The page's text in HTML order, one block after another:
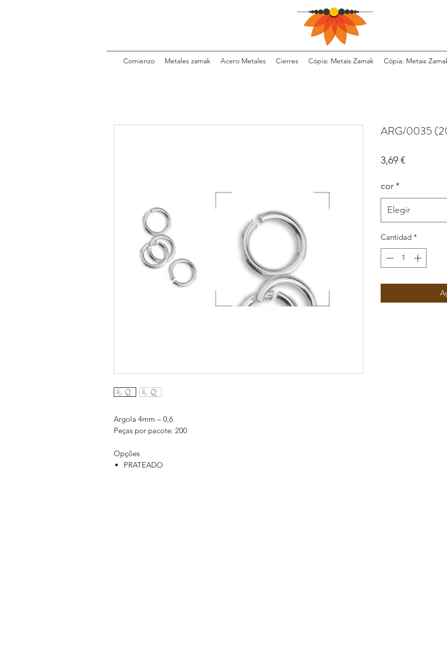
Comienzo Metales zamak Acero Metales Cierres Cópia: Metais Zamak Cópia: Metais
Argola 4mm – 0,6
Peças por pacote: 200
Opções
PRATEADO
ARG/0035
3,69 €Precio
cor*
Elegir
Cantidad *